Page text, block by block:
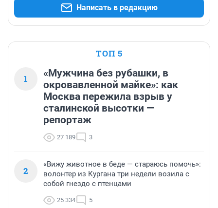
Написать в редакцию
ТОП 5
1
«Мужчина без рубашки, в
окровавленной майке»: как
Москва пережила взрыв у
сталинской высотки —
репортаж
27 189 3
2
«Вижу животное в беде — стараюсь помочь»:
волонтер из Кургана три недели возила с
собой гнездо с птенцами
25 334 5